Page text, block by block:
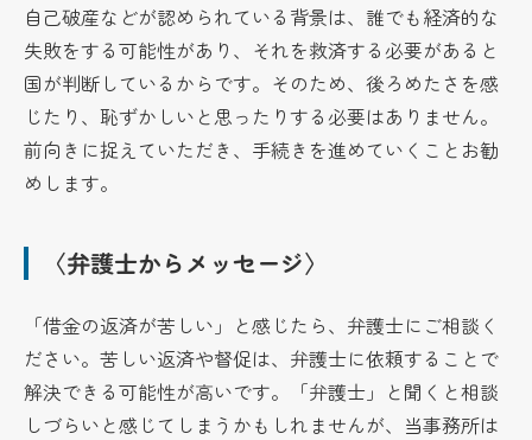
自己破産などが認められている背景は、誰でも経済的な
失敗をする可能性があり、それを救済する必要があると
国が判断しているからです。そのため、後ろめたさを感
じたり、恥ずかしいと思ったりする必要はありません。
前向きに捉えていただき、手続きを進めていくことお勧
めします。
〈弁護士からメッセージ〉
「借金の返済が苦しい」と感じたら、弁護士にご相談く
ださい。苦しい返済や督促は、弁護士に依頼することで
解決できる可能性が高いです。「弁護士」と聞くと相談
しづらいと感じてしまうかもしれませんが、当事務所は